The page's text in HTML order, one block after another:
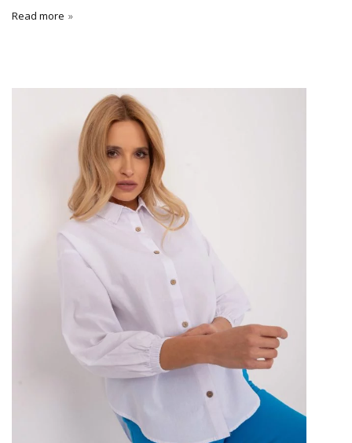
Read more